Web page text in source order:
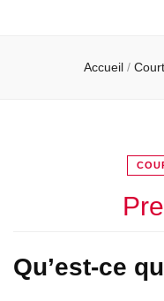
Accueil /
Qu’est-ce